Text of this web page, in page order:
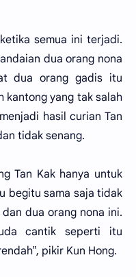
semua ini terjadi.
dua orang nona
dua orang gadis itu
kantong yang tak salah
hasil curian Tan
tidak senang.
Tan Kak hanya untuk
begitu sama saja tidak
dua orang nona ini.
cantik seperti itu
pikir Kun Hong.